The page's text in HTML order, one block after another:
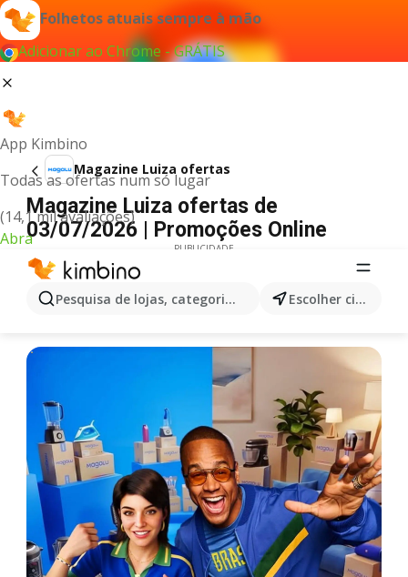
Folhetos atuais sempre à mão
Adicionar ao Chrome - GRÁTIS
App Kimbino
Todas as ofertas num só lugar
(14,1 mil avaliações)
Abra
Pesquisa de lojas, categorias,produtos... Escolher cidade
Magazine Luiza ofertas
Magazine Luiza ofertas de
03/07/2026 | Promoções Online
PUBLICIDADE